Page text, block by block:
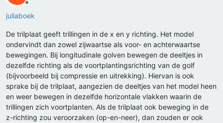
Offline
juliaboek
De trilplaat geeft trillingen in de x en y richting. Het model
ondervindt dan zowel zijwaartse als voor- en achterwaartse
bewegingen. Bij longitudinale golven bewegen de deeltjes in
dezelfde richting als de voortplantingsrichting van de golf
(bijvoorbeeld bij compressie en uitrekking). Hiervan is ook
sprake bij de trilplaat, aangezien de deeltjes van het model heen
en weer bewegen in dezelfde horizontale vlakken waarin de
trillingen zich voortplanten. Als de trilplaat ook beweging in de
z-richting zou veroorzaken (op-en-neer), dan zouden er ook